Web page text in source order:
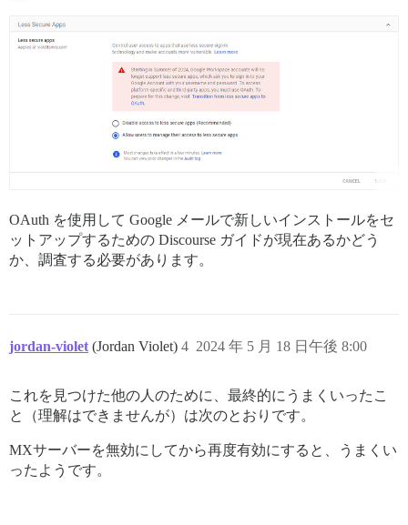
OAuth を使用して Google メールで新しいインストールをセ
ットアップするための Discourse ガイドが現在あるかどう
か、調査する必要があります。
jordan-violet (Jordan Violet) 2024 年 5 月 18 日午後 8:00
4
これを見つけた他の人のために、最終的にうまくいったこ
と（理解はできませんが）は次のとおりです。
MXサーバーを無効にしてから再度有効にすると、うまくい
ったようです。